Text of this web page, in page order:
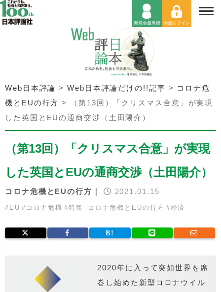
Web日本評論 >Web日本評論だけの!!記事 > コロナ危
機とEUの行方 >
（第13回）「クリスマス合意」が実現
した英国とEUの通商交渉（土田陽介）
（第13回）「クリスマス合意」が実現
した英国とEUの通商交渉（土田陽介）
コロナ危機とEUの行方｜ 2021.01.15
# EU # コロナ危機 #特集_コロナ危機とEUの行方 #経済
2020年に入って突如世界を席
巻し始めた新型コロナウイル